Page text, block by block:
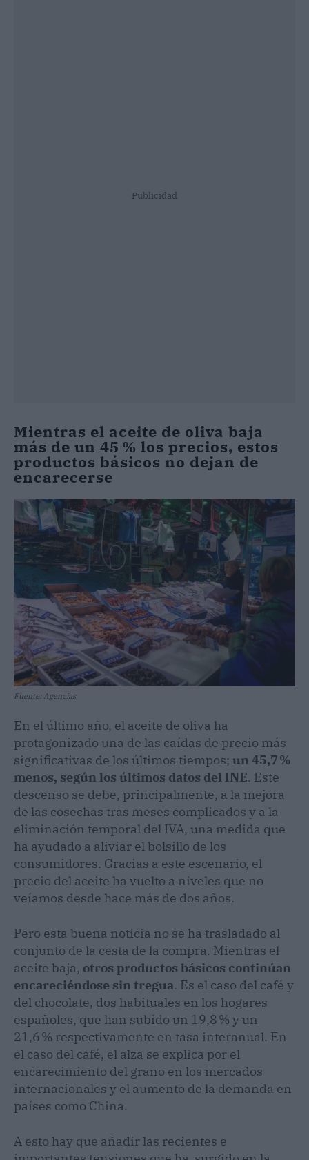
Publicidad
Mientras el aceite de oliva baja
más de un 45 % los precios, estos
productos básicos no dejan de
encarecerse
Fuente: Agencias
En el último año, el aceite de oliva ha
protagonizado una de las caídas de precio más
significativas de los últimos tiempos; un 45,7 %
menos, según los últimos datos del INE. Este
descenso se debe, principalmente, a la mejora
de las cosechas tras meses complicados y a la
eliminación temporal del IVA, una medida que
ha ayudado a aliviar el bolsillo de los
consumidores. Gracias a este escenario, el
precio del aceite ha vuelto a niveles que no
veíamos desde hace más de dos años.
Pero esta buena noticia no se ha trasladado al
conjunto de la cesta de la compra. Mientras el
aceite baja, otros productos básicos continúan
encareciéndose sin tregua. Es el caso del café y
del chocolate, dos habituales en los hogares
españoles, que han subido un 19,8 % y un
21,6 % respectivamente en tasa interanual. En
el caso del café, el alza se explica por el
encarecimiento del grano en los mercados
internacionales y el aumento de la demanda en
países como China.
A esto hay que añadir las recientes e